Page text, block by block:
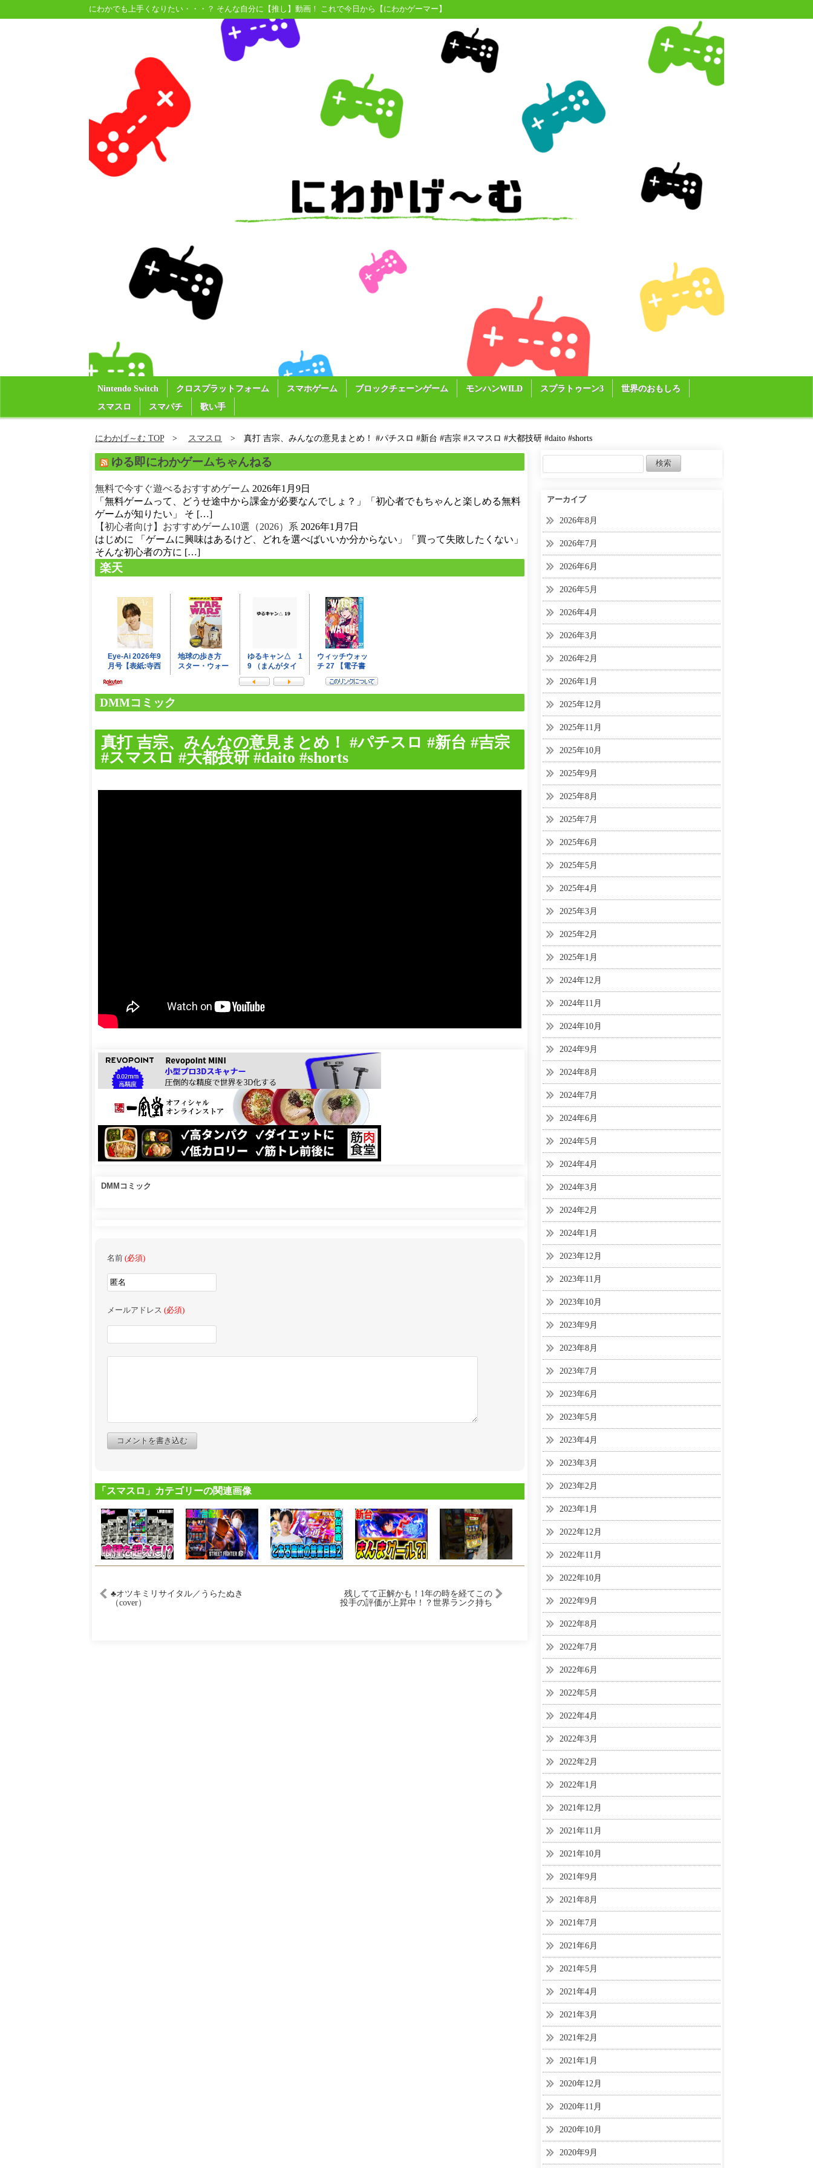
にわかでも上手くなりたい・・・？ そんな自分に【推し】動画！ これで今日から【にわかゲーマー】
Nintendo Switch クロスプラットフォーム スマホゲーム ブロックチェーンゲーム モンハンWILD スプラトゥーン3
世界のおもしろ
スマスロ
スマパチ 歌い手
にわかげ～む TOP スマスロ 真打 吉宗、みんなの意見まとめ！ #パチスロ #新台 #吉宗 #スマスロ #大都技研 #daito #shorts
ゆる即にわかゲームちゃんねる
無料で今すぐ遊べるおすすめゲーム 2026年1月9日
「無料ゲームって、どうせ途中から課金が必要なんでしょ？」「初心者でもちゃんと楽しめる無料
ゲームが知りたい」 そ […]
【初心者向け】おすすめゲーム10選（2026）系 2026年1月7日
はじめに 「ゲームに興味はあるけど、どれを選べばいいか分からない」「買って失敗したくない」
そんな初心者の方に […]
楽天
DMMコミック
真打 吉宗、みんなの意見まとめ！ #パチスロ #新台 #吉宗
#スマスロ #大都技研 #daito #shorts
DMMコミック
名前 (必須)
メールアドレス (必須)
コメントを書き込む
「スマスロ」カテゴリーの関連画像
♣︎オツキミリサイタル／うらたぬき
（cover）
残してて正解かも！1年の時を経てこの
投手の評価が上昇中！？世界ランク持ち
アーカイブ
2026年8月
2026年7月
2026年6月
2026年5月
2026年4月
2026年3月
2026年2月
2026年1月
2025年12月
2025年11月
2025年10月
2025年9月
2025年8月
2025年7月
2025年6月
2025年5月
2025年4月
2025年3月
2025年2月
2025年1月
2024年12月
2024年11月
2024年10月
2024年9月
2024年8月
2024年7月
2024年6月
2024年5月
2024年4月
2024年3月
2024年2月
2024年1月
2023年12月
2023年11月
2023年10月
2023年9月
2023年8月
2023年7月
2023年6月
2023年5月
2023年4月
2023年3月
2023年2月
2023年1月
2022年12月
2022年11月
2022年10月
2022年9月
2022年8月
2022年7月
2022年6月
2022年5月
2022年4月
2022年3月
2022年2月
2022年1月
2021年12月
2021年11月
2021年10月
2021年9月
2021年8月
2021年7月
2021年6月
2021年5月
2021年4月
2021年3月
2021年2月
2021年1月
2020年12月
2020年11月
2020年10月
2020年9月